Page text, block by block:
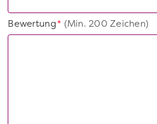
*
Bewertung(Min. 200 Zeichen)